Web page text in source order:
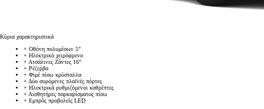
Κύρια χαρακτηριστικά
+ Οθόνη πολυμέσων 5"
+ Ηλεκτρικό χειρόφρενο
+ Ατσάλινες Ζάντες 16"
+ Ρέζερβα
+ Φιμέ πίσω κρύσταλλα
+ Δύο συρόμενες πλαϊνές πόρτες
+ Ηλεκτρικά ρυθμιζόμενοι καθρέπτες
+ Αισθητήρες παρκαρίσματος πίσω
+ Εμπρός προβολείς LED